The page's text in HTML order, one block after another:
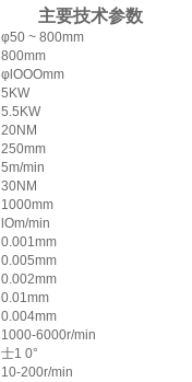
主要技术参数
φ50 ~ 800mm
800mm
φlOOOmm
5KW
5.5KW
20NM
250mm
5m/min
30NM
1000mm
lOm/min
0.001mm
0.005mm
0.002mm
0.01mm
0.004mm
1000-6000r/min
士1 0°
10-200r/min